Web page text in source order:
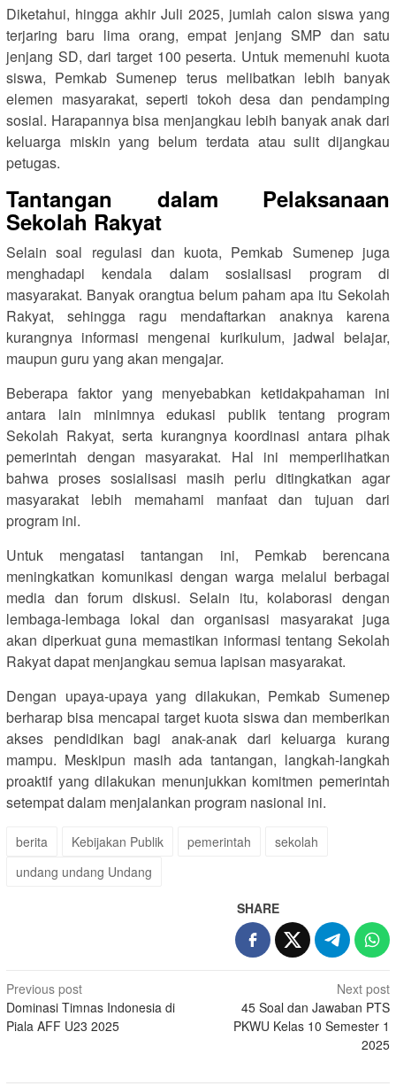
Diketahui, hingga akhir Juli 2025, jumlah calon siswa yang
terjaring baru lima orang, empat jenjang SMP dan satu
jenjang SD, dari target 100 peserta. Untuk memenuhi kuota
siswa, Pemkab Sumenep terus melibatkan lebih banyak
elemen masyarakat, seperti tokoh desa dan pendamping
sosial. Harapannya bisa menjangkau lebih banyak anak dari
keluarga miskin yang belum terdata atau sulit dijangkau
petugas.
Tantangan dalam Pelaksanaan
Sekolah Rakyat
Selain soal regulasi dan kuota, Pemkab Sumenep juga
menghadapi kendala dalam sosialisasi program di
masyarakat. Banyak orangtua belum paham apa itu Sekolah
Rakyat, sehingga ragu mendaftarkan anaknya karena
kurangnya informasi mengenai kurikulum, jadwal belajar,
maupun guru yang akan mengajar.
Beberapa faktor yang menyebabkan ketidakpahaman ini
antara lain minimnya edukasi publik tentang program
Sekolah Rakyat, serta kurangnya koordinasi antara pihak
pemerintah dengan masyarakat. Hal ini memperlihatkan
bahwa proses sosialisasi masih perlu ditingkatkan agar
masyarakat lebih memahami manfaat dan tujuan dari
program ini.
Untuk mengatasi tantangan ini, Pemkab berencana
meningkatkan komunikasi dengan warga melalui berbagai
media dan forum diskusi. Selain itu, kolaborasi dengan
lembaga-lembaga lokal dan organisasi masyarakat juga
akan diperkuat guna memastikan informasi tentang Sekolah
Rakyat dapat menjangkau semua lapisan masyarakat.
Dengan upaya-upaya yang dilakukan, Pemkab Sumenep
berharap bisa mencapai target kuota siswa dan memberikan
akses pendidikan bagi anak-anak dari keluarga kurang
mampu. Meskipun masih ada tantangan, langkah-langkah
proaktif yang dilakukan menunjukkan komitmen pemerintah
setempat dalam menjalankan program nasional ini.
berita Kebijakan Publik pemerintah
sekolah
undang undang Undang
SHARE
Post
navigation
Previous post
Dominasi Timnas Indonesia di
Piala AFF U23 2025
Next post
45 Soal dan Jawaban PTS
PKWU Kelas 10 Semester 1
2025